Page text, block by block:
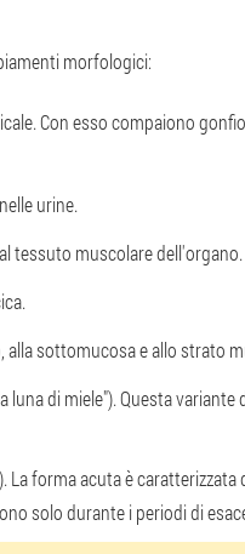
morfologici:
Con esso compaiono
urine.
tessuto muscolare dell'organo.
sottomucosa e allo strato
di miele"). Questa variante
forma acuta è
solo durante i periodi di